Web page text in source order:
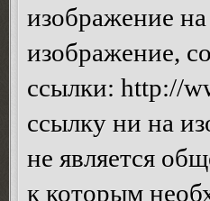
изображение
изображение,
ссылки: http://
ссылку ни на
не является
к которым